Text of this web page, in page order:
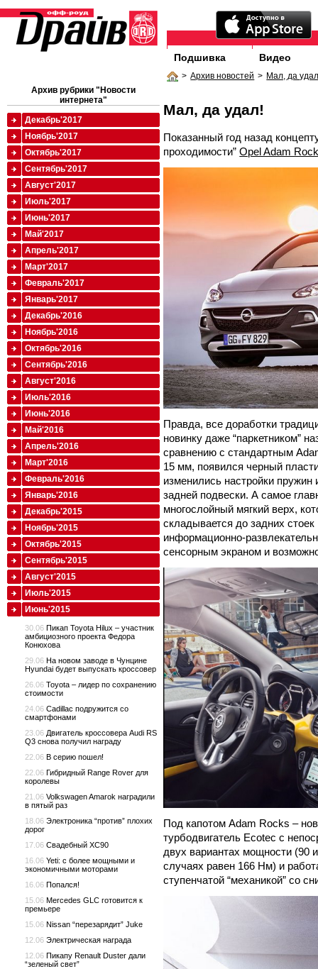
Подшивка Видео
> Архив новостей > Мал, да
Мал, да удал!
Показанный год назад
проходимости”Opel Adam
Правда, все доработки
новинку даже “паркетником”
сравнению с стандартным
15 мм, появился черный
изменились настройки пружин
задней подвески. А самое
многослойный мягкий верх,
складывается до задних
информационно-
сенсорным экраном и
Под капотом Adam Rocks –
турбодвигатель Ecotec с
двух вариантах мощности (90
случаях равен 166 Нм) и
ступенчатой “механикой” со
Архив рубрики "Новости
интернета"
Декабрь'2017
Ноябрь'2017
Октябрь'2017
Сентябрь'2017
Август'2017
Июль'2017
Июнь'2017
Май'2017
Апрель'2017
Март'2017
Февраль'2017
Январь'2017
Декабрь'2016
Ноябрь'2016
Октябрь'2016
Сентябрь'2016
Август'2016
Июль'2016
Июнь'2016
Май'2016
Апрель'2016
Март'2016
Февраль'2016
Январь'2016
Декабрь'2015
Ноябрь'2015
Октябрь'2015
Сентябрь'2015
Август'2015
Июль'2015
Июнь'2015
30.06 Пикап Toyota Hilux – участник
амбициозного проекта Федора
Конюхова
29.06 На новом заводе в Чунцине
Hyundai будет выпускать кроссовер
26.06 Toyota – лидер по сохранению
стоимости
24.06 Cadillac подружится со
смартфонами
23.06 Двигатель кроссовера Audi RS
Q3 снова получил награду
22.06 В серию пошел!
22.06 Гибридный Range Rover для
королевы
21.06 Volkswagen Amarok наградили
в пятый раз
18.06 Электроника “против” плохих
дорог
17.06 Свадебный XC90
16.06 Yeti: с более мощными и
экономичными моторами
16.06 Попался!
15.06 Mercedes GLC готовится к
премьере
15.06 Nissan “перезарядит” Juke
12.06 Электрическая награда
12.06 Пикапу Renault Duster дали
“зеленый свет”